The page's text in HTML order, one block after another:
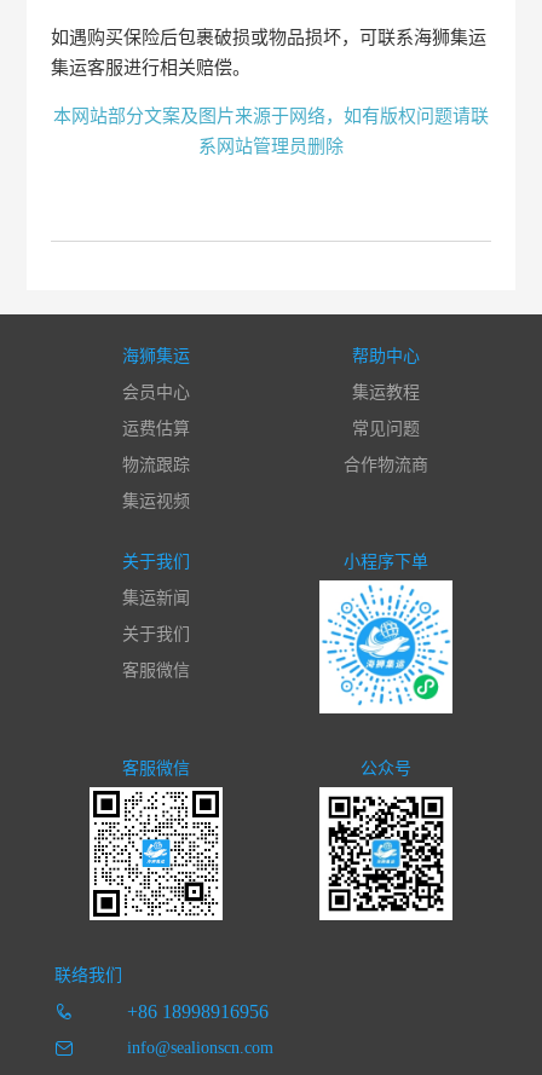
如遇购买保险后包裹破损或物品损坏，可联系海狮集运
集运客服进行相关赔偿。
本网站部分文案及图片来源于网络，如有版权问题请联
系网站管理员删除
海狮集运
会员中心
运费估算
物流跟踪
集运视频
帮助中心
集运教程
常见问题
合作物流商
关于我们
集运新闻
关于我们
客服微信
小程序下单
客服微信 公众号
联络我们
+86 18998916956
info@sealionscn.com